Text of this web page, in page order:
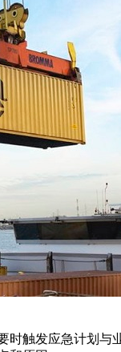
业务合作伙